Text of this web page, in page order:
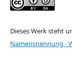
Dieses Werk steht
Namensnennung -